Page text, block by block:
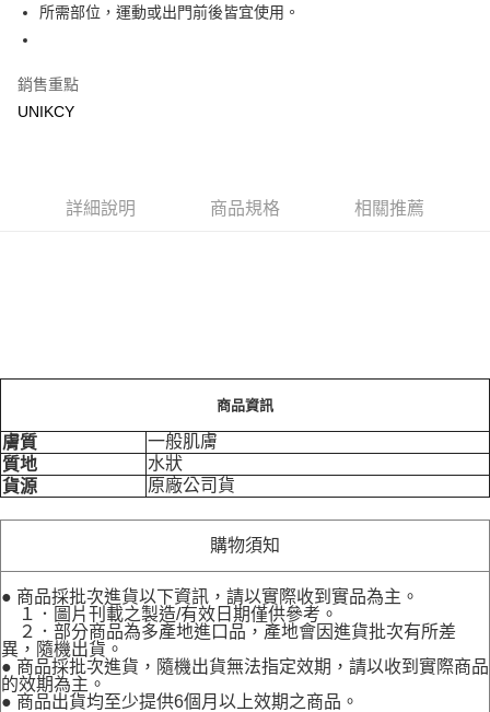
每筆NT$70，滿NT$499(含以上)免運費
宅配［需2-3個工作天不含預購商品］
所需部位，運動或出門前後皆宜使用。
銷售重點
UNIKCY
詳細說明 商品規格 相關推薦
商品資訊
膚質
一般肌膚
質地
水狀
貨源
原廠公司貨
購物須知
● 商品採批次進貨以下資訊，請以實際收到實品為主。
１．圖片刊載之製造/有效日期僅供參考。
２．部分商品為多產地進口品，產地會因進貨批次有所差
異，隨機出貨。
● 商品採批次進貨，隨機出貨無法指定效期，請以收到實際商品
的效期為主。
● 商品出貨均至少提供6個月以上效期之商品。